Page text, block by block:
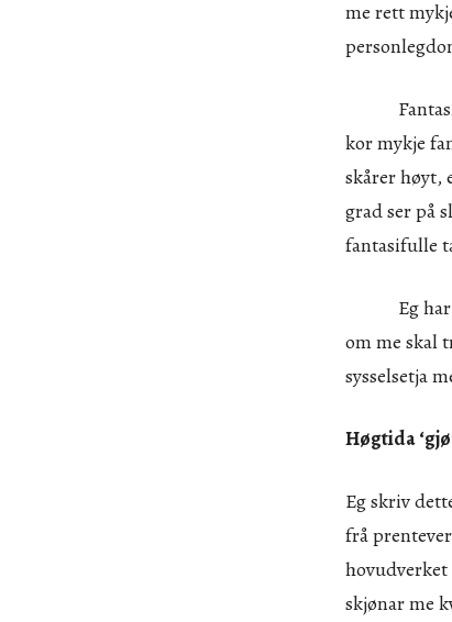
me rett
Fantasi er
kor mykje
skårer høyt,
grad ser på
fantasifulle
Eg har
om me skal
sysselsetja
Høgtida
Eg skriv
frå
skjønar me